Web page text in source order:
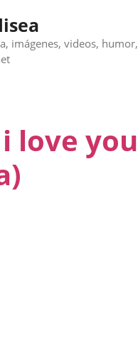
imágenes, videos,
love you